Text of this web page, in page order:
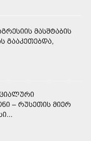
ᲛᲐᲡᲨᲢᲐᲑᲘᲡ
ᲒᲐᲐᲙᲔᲗᲔᲑᲓᲐ,
– ᲠᲣᲡᲔᲗᲘᲡ ᲛᲘᲔᲠ